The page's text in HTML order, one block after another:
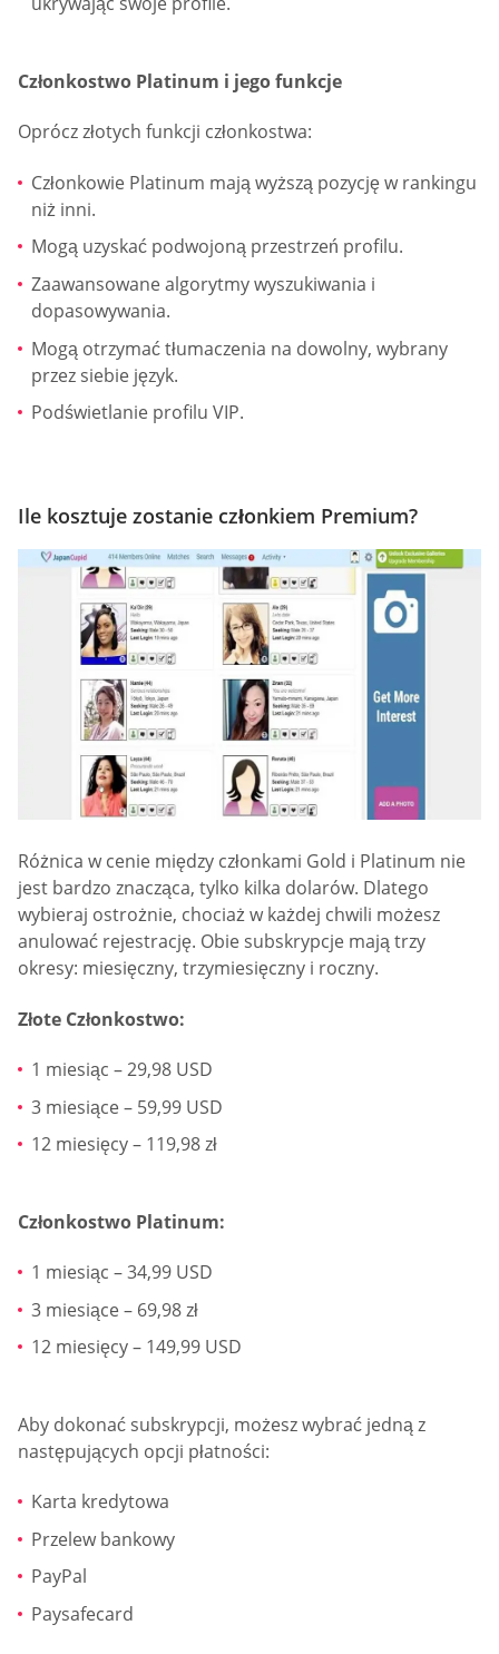
Członkostwo Platinum i jego funkcje
Oprócz złotych funkcji członkostwa:
Członkowie Platinum mają wyższą pozycję w rankingu
niż inni.
Mogą uzyskać podwojoną przestrzeń profilu.
Zaawansowane algorytmy wyszukiwania i
dopasowywania.
Mogą otrzymać tłumaczenia na dowolny, wybrany
przez siebie język.
Podświetlanie profilu VIP.
Ile kosztuje zostanie członkiem Premium?
Różnica w cenie między członkami Gold i Platinum nie
jest bardzo znacząca, tylko kilka dolarów. Dlatego
wybieraj ostrożnie, chociaż w każdej chwili możesz
anulować rejestrację. Obie subskrypcje mają trzy
okresy: miesięczny, trzymiesięczny i roczny.
Złote Członkostwo:
1 miesiąc – 29,98 USD
3 miesiące – 59,99 USD
12 miesięcy – 119,98 zł
Członkostwo Platinum:
1 miesiąc – 34,99 USD
3 miesiące – 69,98 zł
12 miesięcy – 149,99 USD
Aby dokonać subskrypcji, możesz wybrać jedną z
następujących opcji płatności:
Karta kredytowa
Przelew bankowy
PayPal
Paysafecard